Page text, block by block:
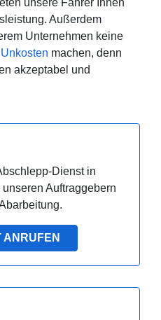
unsere Fahrer Ihnen
Außerdem
Unternehmen keine
Unkosten machen, denn
akzeptabel und
Dienst in
Auftraggebern
ANRUFEN